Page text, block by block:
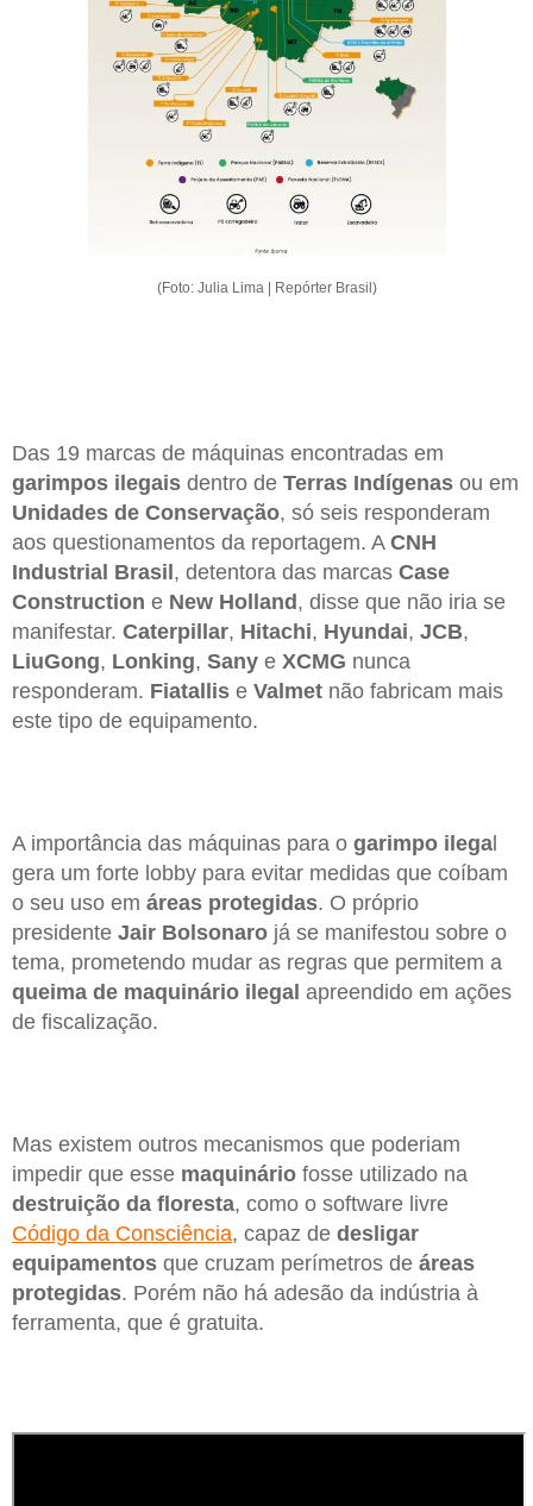
(Foto: Julia Lima | Repórter Brasil)
Das 19 marcas de máquinas encontradas em
garimpos ilegais dentro de Terras Indígenas ou em
Unidades de Conservação, só seis responderam
aos questionamentos da reportagem. A CNH
Industrial Brasil, detentora das marcas Case
Construction e New Holland, disse que não iria se
manifestar. Caterpillar, Hitachi, Hyundai, JCB,
LiuGong, Lonking, Sany e XCMG nunca
responderam. Fiatallis e Valmet não fabricam mais
este tipo de equipamento.
A importância das máquinas para o garimpo ilega
gera um forte lobby para evitar medidas que coíbam
o seu uso em áreas protegidas. O próprio
presidente Jair Bolsonaro já se manifestou sobre o
tema, prometendo mudar as regras que permitem a
queima de maquinário ilegal apreendido em ações
de fiscalização.
Mas existem outros mecanismos que poderiam
impedir que esse maquinário fosse utilizado na
destruição da floresta, como o software livre
Código da Consciência, capaz de desligar
equipamentos que cruzam perímetros de áreas
protegidas. Porém não há adesão da indústria à
ferramenta, que é gratuita.